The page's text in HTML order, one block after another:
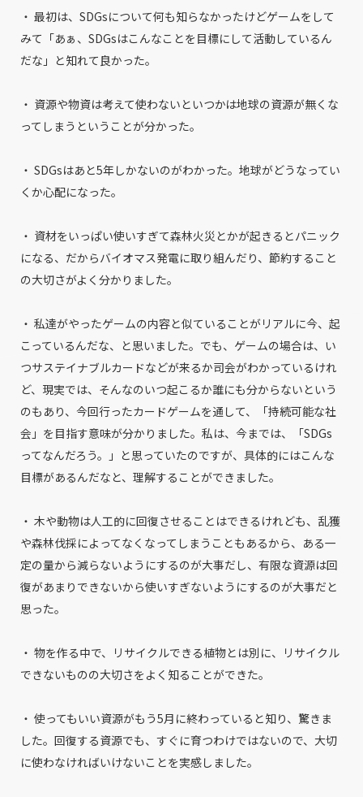
・ 最初は、SDGsについて何も知らなかったけどゲームをして
みて「あぁ、SDGsはこんなことを目標にして活動しているん
だな」と知れて良かった。
・ 資源や物資は考えて使わないといつかは地球の資源が無くな
ってしまうということが分かった。
・ SDGsはあと5年しかないのがわかった。地球がどうなってい
くか心配になった。
・ 資材をいっぱい使いすぎて森林火災とかが起きるとパニック
になる、だからバイオマス発電に取り組んだり、節約すること
の大切さがよく分かりました。
・ 私達がやったゲームの内容と似ていることがリアルに今、起
こっているんだな、と思いました。でも、ゲームの場合は、い
つサステイナブルカードなどが来るか司会がわかっているけれ
ど、現実では、そんなのいつ起こるか誰にも分からないという
のもあり、今回行ったカードゲームを通して、「持続可能な社
会」を目指す意味が分かりました。私は、今までは、「SDGs
ってなんだろう。」と思っていたのですが、具体的にはこんな
目標があるんだなと、理解することができました。
・ 木や動物は人工的に回復させることはできるけれども、乱獲
や森林伐採によってなくなってしまうこともあるから、ある一
定の量から減らないようにするのが大事だし、有限な資源は回
復があまりできないから使いすぎないようにするのが大事だと
思った。
・ 物を作る中で、リサイクルできる植物とは別に、リサイクル
できないものの大切さをよく知ることができた。
・ 使ってもいい資源がもう5月に終わっていると知り、驚きま
した。回復する資源でも、すぐに育つわけではないので、大切
に使わなければいけないことを実感しました。